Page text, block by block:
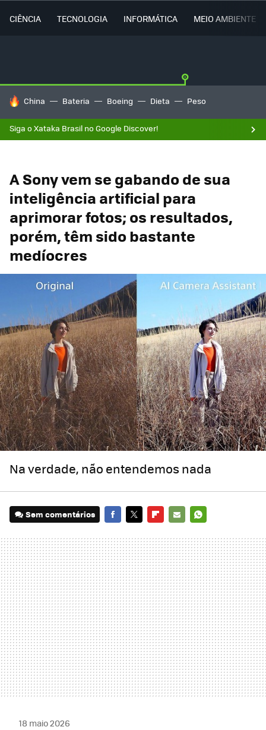
CIÊNCIA TECNOLOGIA INFORMÁTICA MEIO AMBIENTE
TENDÊNCIAS DO DIA
China Bateria Boeing Dieta Peso
Siga o Xataka Brasil no Google Discover!
A Sony vem se gabando de sua
inteligência artificial para
aprimorar fotos; os resultados,
porém, têm sido bastante
medíocres
Na verdade, não entendemos nada
Sem comentários
MAIL
18 maio 2026